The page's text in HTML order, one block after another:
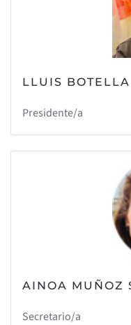
LLUIS
Presidente/a
AINOA MUÑOZ
Secretario/a